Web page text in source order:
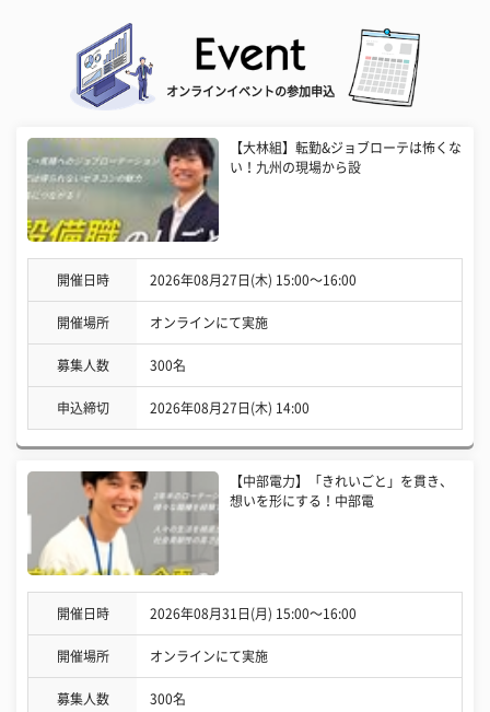
オンラインイベントの参加申込
【大林組】転勤&ジョブローテは怖くな
い！九州の現場から設
開催日時 2026年08月27日(木) 15:00〜16:00
開催場所 オンラインにて実施
募集人数 300名
申込締切 2026年08月27日(木) 14:00
【中部電力】「きれいごと」を貫き、
想いを形にする！中部電
開催日時 2026年08月31日(月) 15:00〜16:00
開催場所 オンラインにて実施
募集人数 300名